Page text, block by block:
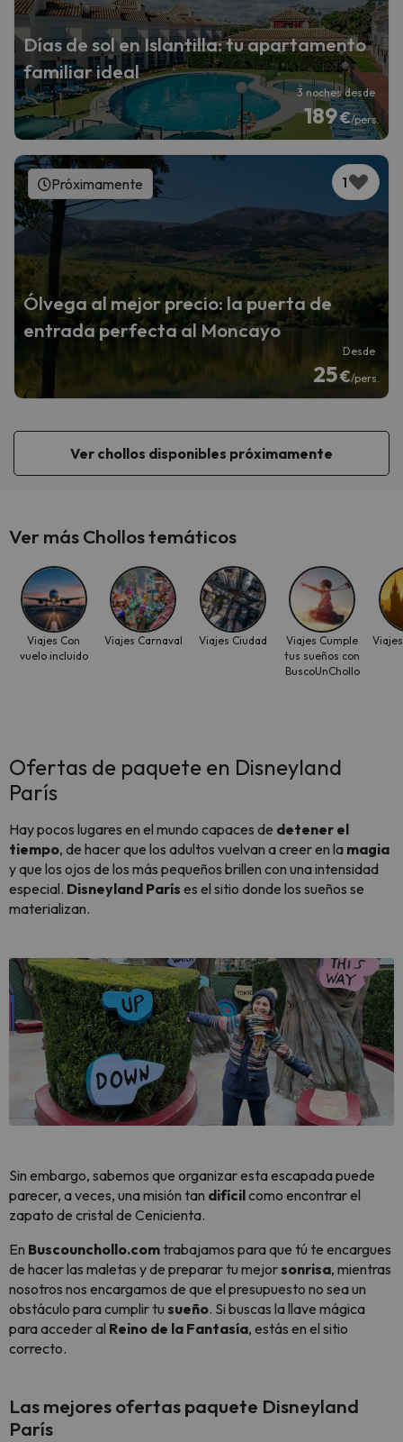
Días de sol en Islantilla: tu apartamento
familiar ideal
3 noches desde
189€/pers.
1
Próximamente
Ólvega al mejor precio: la puerta de
entrada perfecta al Moncayo
Desde
25€/pers.
Ver chollos disponibles próximamente
Ver más Chollos temáticos
Viajes Con
vuelo incluido
Viajes Carnaval Viajes Ciudad
Viajes Cumple
tus sueños con
BuscoUnChollo
Ofertas de paquete en Disneyland
París
Hay pocos lugares en el mundo capaces de detener el
tiempo, de hacer que los adultos vuelvan a creer en la magia
y que los ojos de los más pequeños brillen con una intensidad
especial. Disneyland París es el sitio donde los sueños se
materializan.
Sin embargo, sabemos que organizar esta escapada puede
parecer, a veces, una misión tan difícilcomo encontrar el
zapato de cristal de Cenicienta.
En Buscounchollo.com trabajamos para que tú te encargues
de hacer las maletas y de preparar tu mejorsonrisa, mientras
nosotros nos encargamos de que el presupuesto no sea un
obstáculo para cumplir tu sueño. Si buscas la llave mágica
para acceder al Reino de la Fantasía, estás en el sitio
correcto.
Las mejores ofertas paquete Disneyland
París